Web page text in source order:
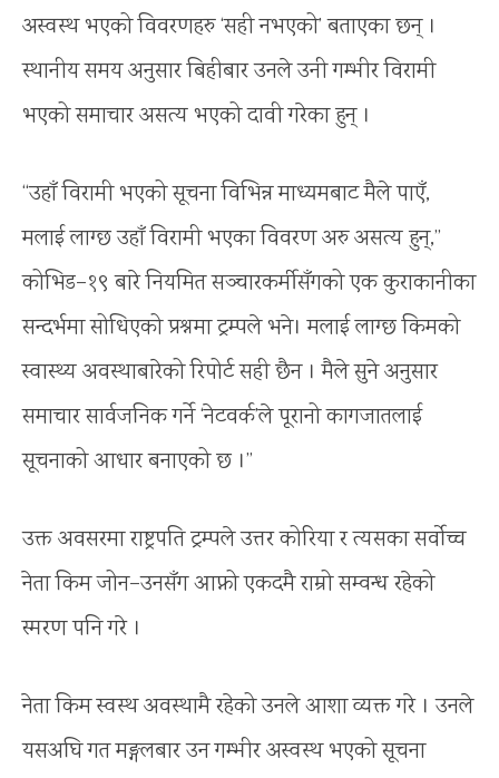
अस्वस्थ भएको विवरणहरु ‘सही नभएको’ बताएका छन् ।
स्थानीय समय अनुसार बिहीबार उनले उनी गम्भीर विरामी
भएको समाचार असत्य भएको दावी गरेका हुन् ।
“उहाँ विरामी भएको सूचना विभिन्न माध्यमबाट मैले पाएँ,
मलाई लाग्छ उहाँ विरामी भएका विवरण अरु असत्य हुन्,”
कोभिड–१९ बारे नियमित सञ्चारकर्मीसँगको एक कुराकानीका
सन्दर्भमा सोधिएको प्रश्नमा ट्रम्पले भने। मलाई लाग्छ किमको
स्वास्थ्य अवस्थाबारेको रिपोर्ट सही छैन । मैले सुने अनुसार
समाचार सार्वजनिक गर्ने ‘नेटवर्क’ले पूरानो कागजातलाई
सूचनाको आधार बनाएको छ ।”
उक्त अवसरमा राष्ट्रपति ट्रम्पले उत्तर कोरिया र त्यसका सर्वोच्च
नेता किम जोन–उनसँग आफ्नो एकदमै राम्रो सम्वन्ध रहेको
स्मरण पनि गरे ।
नेता किम स्वस्थ अवस्थामै रहेको उनले आशा व्यक्त गरे । उनले
यसअघि गत मङ्गलबार उन गम्भीर अस्वस्थ भएको सूचना